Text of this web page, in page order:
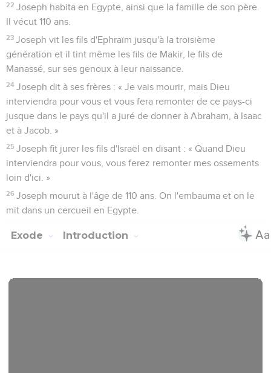
22 Joseph habita en Egypte, ainsi que la famille de son père.
Il vécut 110 ans.
23 Joseph vit les fils d'Ephraïm jusqu'à la troisième
génération et il tint même les fils de Makir, le fils de
Manassé, sur ses genoux à leur naissance.
24 Joseph dit à ses frères : « Je vais mourir, mais Dieu
interviendra pour vous et vous fera remonter de ce pays-ci
jusque dans le pays qu'il a juré de donner à Abraham, à Isaac
et à Jacob. »
25 Joseph fit jurer les fils d'Israël en disant : « Quand Dieu
interviendra pour vous, vous ferez remonter mes ossements
loin d'ici. »
26 Joseph mourut à l'âge de 110 ans. On l'embauma et on le
mit dans un cercueil en Egypte.
Exode Introduction